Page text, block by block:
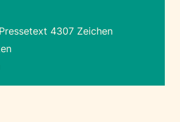
Pressetext 4307 Zeichen